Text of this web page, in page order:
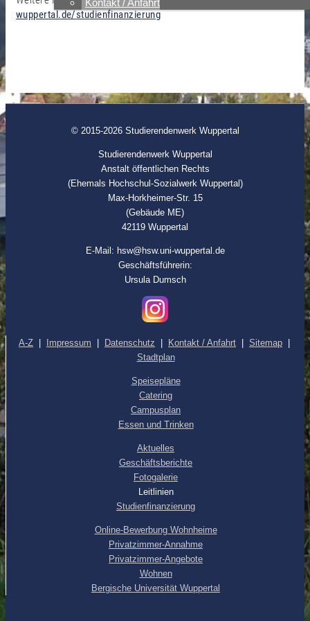
Kontakt / Anfahrt
wuppertal.de/studienfinanzierung
© 2015-2026 Studierendenwerk Wuppertal
Studierendenwerk Wuppertal
Anstalt öffentlichen Rechts
(Ehemals Hochschul-Sozialwerk Wuppertal)
Max-Horkheimer-Str. 15
(Gebäude ME)
42119 Wuppertal
E-Mail: hsw@hsw.uni-wuppertal.de
Geschäftsführerin:
Ursula Dumsch
A-Z Impressum Datenschutz Kontakt / Anfahrt Sitemap
Stadtplan
Speisepläne
Catering
Campusplan
Essen und Trinken
Aktuelles
Geschäftsberichte
Fotogalerie
Leitlinien
Studienfinanzierung
Online-Bewerbung Wohnheime
Privatzimmer-Annahme
Privatzimmer-Angebote
Wohnen
Bergische Universität Wuppertal